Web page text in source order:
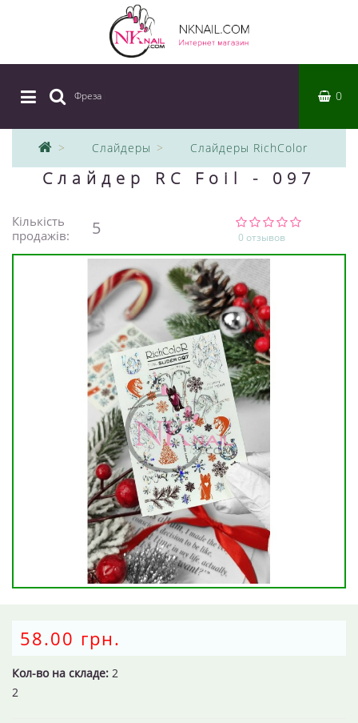
Фреза 0
Слайдеры Слайдеры RichColor
Слайдер RC Foil - 097
Кількість
продажів:
5 0 отзывов
58.00 грн.
Кол-во на складе: 2
2